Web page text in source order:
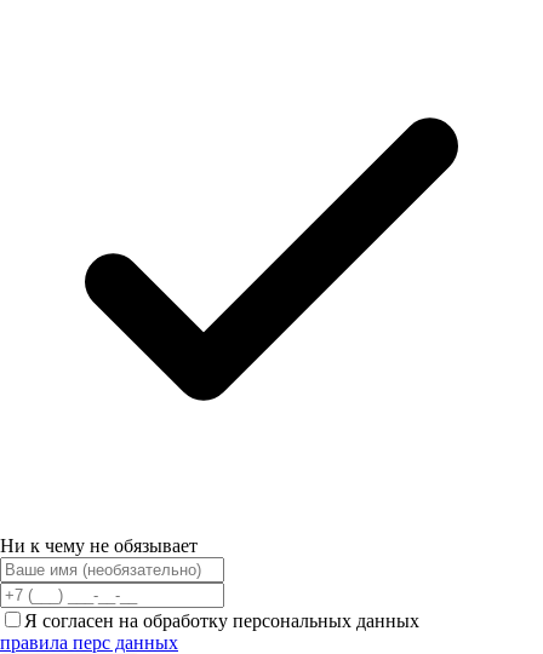
Ни к чему не обязывает
Я согласен на обработку персональных данных
правила перс данных